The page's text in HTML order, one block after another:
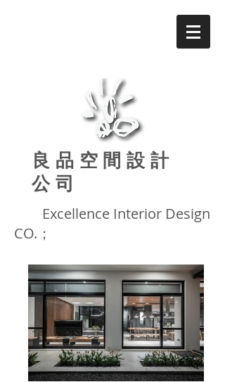
良品 空間設計
公司
Excellence Interior Design
CO.；